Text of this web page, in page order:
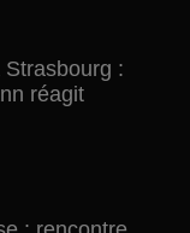
:
réagit